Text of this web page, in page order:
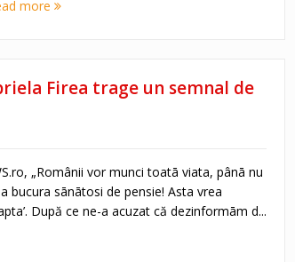
more
Firea trage un semnal de
„Românii vor munci toatā viata, pânā nu
bucura sānātosi de pensie! Asta vrea
După ce ne-a acuzat că dezinformām d...